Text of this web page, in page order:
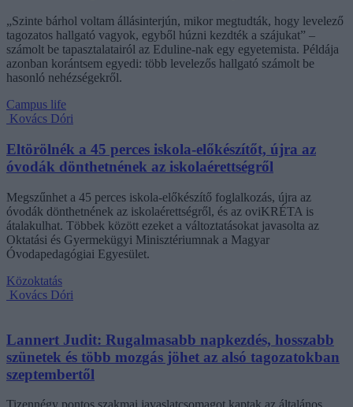
„Szinte bárhol voltam állásinterjún, mikor megtudták, hogy levelező
tagozatos hallgató vagyok, egyből húzni kezdték a szájukat” –
számolt be tapasztalatairól az Eduline-nak egy egyetemista. Példája
azonban korántsem egyedi: több levelezős hallgató számolt be
hasonló nehézségekről.
Campus life
Kovács Dóri
Eltörölnék a 45 perces iskola-előkészítőt, újra az
óvodák dönthetnének az iskolaérettségről
Megszűnhet a 45 perces iskola-előkészítő foglalkozás, újra az
óvodák dönthetnének az iskolaérettségről, és az oviKRÉTA is
átalakulhat. Többek között ezeket a változtatásokat javasolta az
Oktatási és Gyermekügyi Minisztériumnak a Magyar
Óvodapedagógiai Egyesület.
Közoktatás
Kovács Dóri
Lannert Judit: Rugalmasabb napkezdés, hosszabb
szünetek és több mozgás jöhet az alsó tagozatokban
szeptembertől